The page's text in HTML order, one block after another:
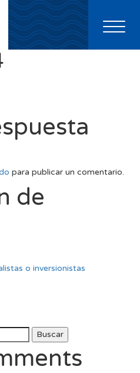
Toggle
para publicar un comentario.
de
o inversionistas
Buscar